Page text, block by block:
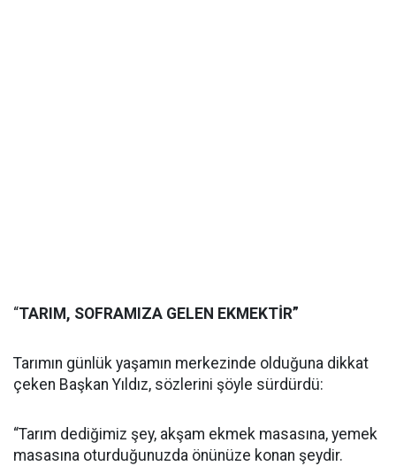
“TARIM, SOFRAMIZA GELEN EKMEKTİR”
Tarımın günlük yaşamın merkezinde olduğuna dikkat
çeken Başkan Yıldız, sözlerini şöyle sürdürdü:
“Tarım dediğimiz şey, akşam ekmek masasına, yemek
masasına oturduğunuzda önünüze konan şeydir.